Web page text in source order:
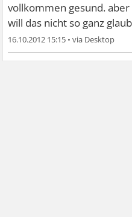
vollkommen gesund.
will das nicht so ganz
16.10.2012 15:15 •